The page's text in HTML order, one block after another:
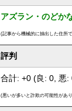
アズラン・のどか
(記事から機械的に抽出した住所
評判
合計: +0 (良: 0, 悪:
(悪いが多いと詐欺の可能性があ